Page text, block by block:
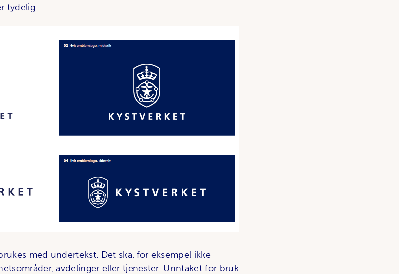
tydelig.
med undertekst. Det skal for eksempel ikke
avdelinger eller tjenester. Unntaket for bruk